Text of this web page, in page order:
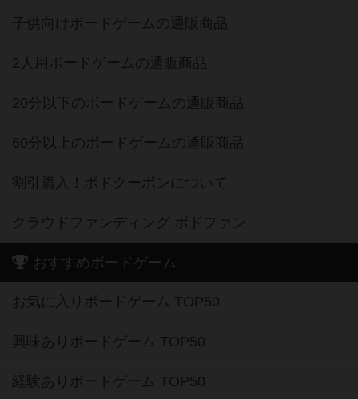
子供向けボードゲームの通販商品
2人用ボードゲームの通販商品
20分以下のボードゲームの通販商品
60分以上のボードゲームの通販商品
割引購入！ボドクーポンについて
クラウドファンディング ボドファン
おすすめボードゲーム
お気に入りボードゲーム TOP50
興味ありボードゲーム TOP50
経験ありボードゲーム TOP50